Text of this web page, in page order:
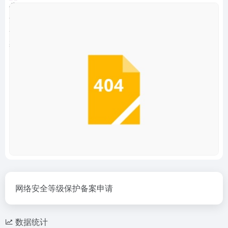
网络安全等级保护备案申请
数据统计